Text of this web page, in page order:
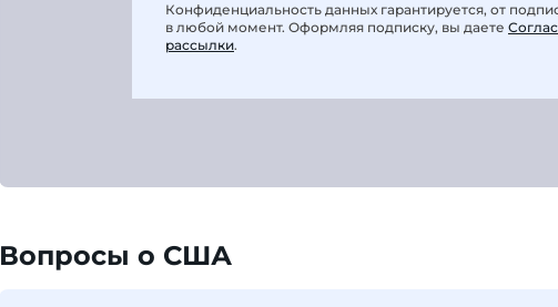
Конфиденциальность данных гарантируется, от
в любой момент. Оформляя подписку, вы даете
рассылки.
Вопросы о США